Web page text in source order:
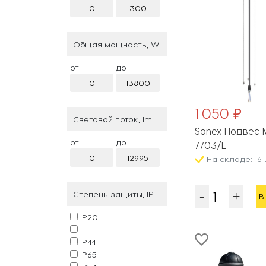
Латунь,Карболит
Металл,Полипропилен
Общая мощность, W
от до
Световой поток, lm
от до
Степень защиты, IP
IP20
IP44
IP65
1 050 ₽
Sonex Подвес
7703/L
На складе: 16
В